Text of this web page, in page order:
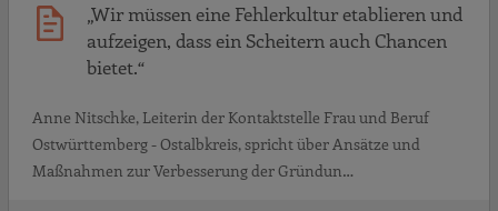
„Wir müssen eine Fehlerkultur etablieren und
aufzeigen, dass ein Scheitern auch Chancen
bietet.“
Anne Nitschke, Leiterin der Kontaktstelle Frau und Beruf
Ostwürttemberg - Ostalbkreis, spricht über Ansätze und
Maßnahmen zur Verbesserung der Gründun…